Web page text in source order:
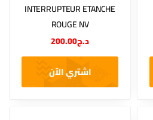
INTERRUPTEUR ETANCHE
ROUGE NV
د.ج200.00
اشتري الآن